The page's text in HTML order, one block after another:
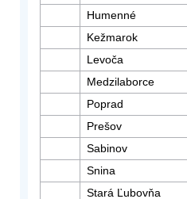
Humenné
Kežmarok
Levoča
Medzilaborce
Poprad
Prešov
Sabinov
Snina
Stará Ľubovňa